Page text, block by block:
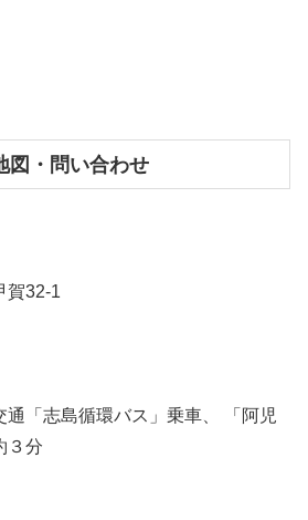
図・問い合わせ
賀32-1
「志島循環バス」乗車、 「阿児
３分